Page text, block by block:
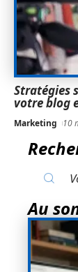
Stratégies
votre blog
Marketing 10
Au